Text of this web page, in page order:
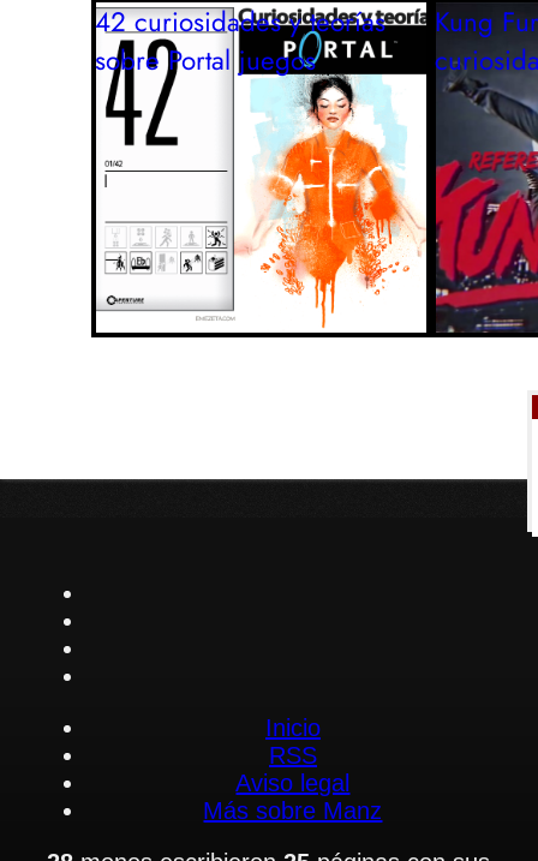
42 curiosidades y teorías
sobre Portal juegos
Kung
Inicio
RSS
Aviso legal
Más sobre Manz